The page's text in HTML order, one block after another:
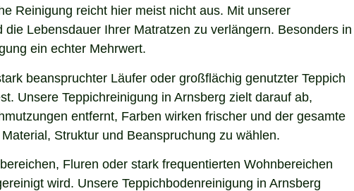
Reinigung reicht hier meist nicht aus. Mit unserer
Lebensdauer Ihrer Matratzen zu verlängern. Besonders in
ein echter Mehrwert.
beanspruchter Läufer oder großflächig genutzter Teppich
Unsere Teppichreinigung in Arnsberg zielt darauf ab,
entfernt, Farben wirken frischer und der gesamte
Struktur und Beanspruchung zu wählen.
Fluren oder stark frequentierten Wohnbereichen
wird. Unsere Teppichbodenreinigung in Arnsberg